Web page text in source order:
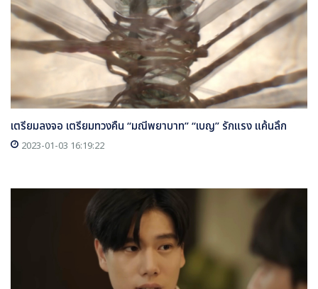
เตรียมลงจอ เตรียมทวงคืน “มณีพยาบาท” “เบญ” รักแรง แค้นลึก
2023-01-03 16:19:22